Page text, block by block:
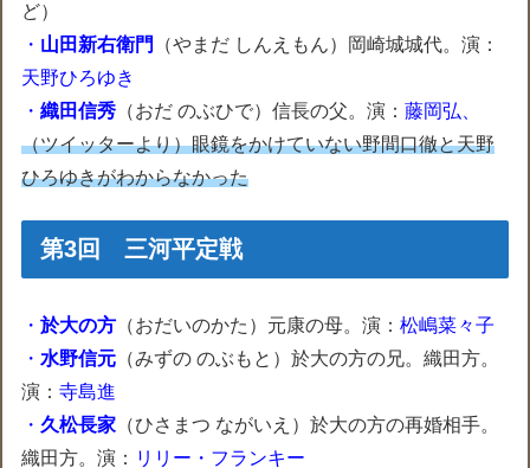
ど）
・ 山田新右衛門
（やまだ しんえもん）岡崎城城代。演：
天野ひろゆき
・織田信秀 （おだ のぶひで）信長の父。演：藤岡弘、
（ツイッターより）眼鏡をかけていない野間口徹と天野
ひろゆきがわからなかった
第3回 三河平定戦
・於大の方 （おだいのかた）元康の母。演：松嶋菜々子
・ 水野信元 （みずの のぶもと）於大の方の兄。織田方。
演：寺島進
・久松長家 （ひさまつ ながいえ）於大の方の再婚相手。
織田方。演： リリー・フランキー